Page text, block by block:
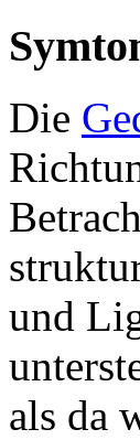
Die
und
als da